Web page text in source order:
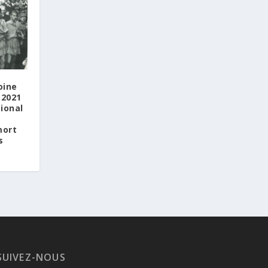
que quelques minutes. Les citoyens
droit de vote : par correspondance ou
NOUS